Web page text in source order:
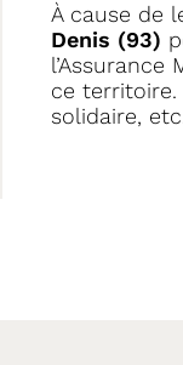
À cause de
Denis (93)
ce territoire.
solidaire,